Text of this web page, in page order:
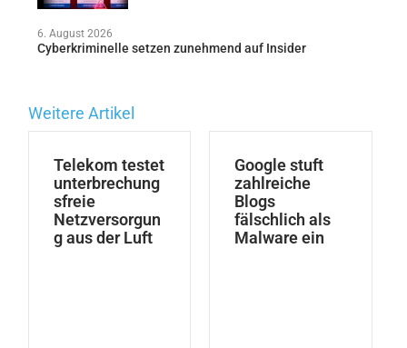
6. August 2026
Cyberkriminelle setzen zunehmend auf Insider
Weitere Artikel
Telekom testet
unterbrechung
sfreie
Netzversorgun
g aus der Luft
Google stuft
zahlreiche
Blogs
fälschlich als
Malware ein